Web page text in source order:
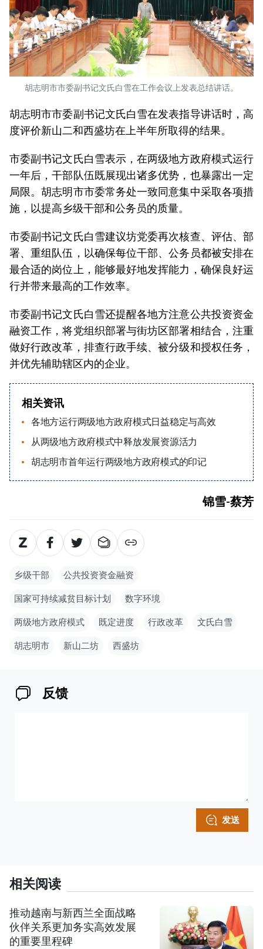
胡志明市市委副书记文氏白雪在工作会议上发表总结讲话。
胡志明市市委副书记文氏白雪在发表指导讲话时，高
度评价新山二和西盛坊在上半年所取得的结果。
市委副书记文氏白雪表示，在两级地方政府模式运行
一年后，干部队伍既展现出诸多优势，也暴露出一定
局限。胡志明市市委常务处一致同意集中采取各项措
施，以提高乡级干部和公务员的质量。
市委副书记文氏白雪建议坊党委再次核查、评估、部
署、重组队伍，以确保每位干部、公务员都被安排在
最合适的岗位上，能够最好地发挥能力，确保良好运
行并带来最高的工作效率。
市委副书记文氏白雪还提醒各地方注意公共投资资金
融资工作，将党组织部署与街坊区部署相结合，注重
做好行政改革，排查行政手续、被分级和授权任务，
并优先辅助辖区内的企业。
相关资讯
各地方运行两级地方政府模式日益稳定与高效
从两级地方政府模式中释放发展资源活力
胡志明市首年运行两级地方政府模式的印记
锦雪-蔡芳
乡级干部 公共投资资金融资
国家可持续减贫目标计划 数字环境
两级地方政府模式 既定进度 行政改革 文氏白雪
胡志明市 新山二坊 西盛坊
反馈
发送
相关阅读
推动越南与新西兰全面战略
伙伴关系更加务实高效发展
的重要里程碑